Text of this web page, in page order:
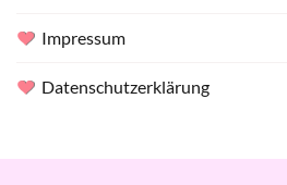
Impressum
Datenschutzerklärung